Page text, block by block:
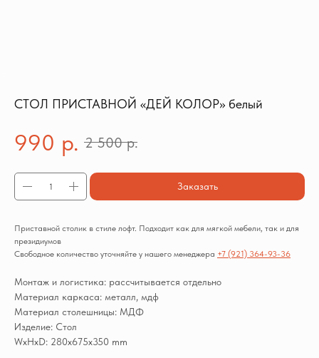
СТОЛ ПРИСТАВНОЙ «ДЕЙ КОЛОР» белый
990 р. 2 500 р.
Заказать
Приставной столик в стиле лофт. Подходит как для мягкой мебели, так и для
президиумов
Свободное количество уточняйте у нашего менеджера +7 (921) 364-93-36
Монтаж и логистика: рассчитывается отдельно
Материал каркаса: металл, мдф
Материал столешницы: МДФ
Изделие: Стол
WxHxD: 280x675x350 mm